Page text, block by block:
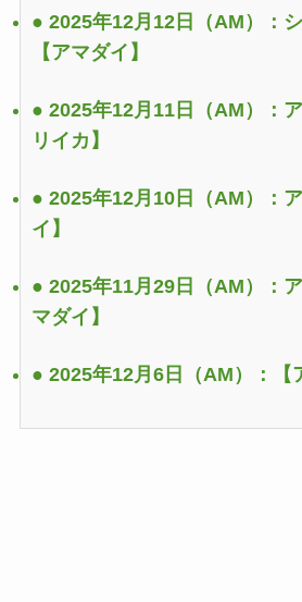
● 2025年12月12日（AM）：
【アマダイ】
● 2025年12月11日（AM）：
リイカ】
● 2025年12月10日（AM）：
イ】
● 2025年11月29日（AM）：
マダイ】
● 2025年12月6日（AM）：